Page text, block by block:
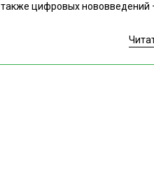
также цифровых нововведений —